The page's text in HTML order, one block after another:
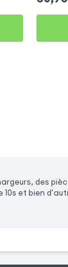
des
et bien